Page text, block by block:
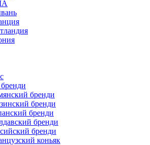
бренди
бренди
бренди
бренди
бренди
коньяк